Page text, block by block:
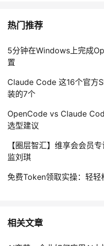
热门推荐
5分钟在Windows上完成
置
Claude Code 这16个官方
装的7个
OpenCode vs Claude
选型建议
【圈层智汇】维享会会员
监刘琪
免费Token领取实操：轻轻
相关文章